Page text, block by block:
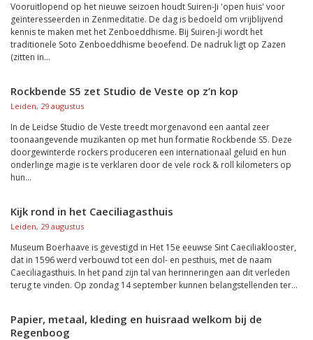
Vooruitlopend op het nieuwe seizoen houdt Suiren-Ji 'open huis' voor
geïnteresseerden in Zenmeditatie. De dag is bedoeld om vrijblijvend
kennis te maken met het Zenboeddhisme. Bij Suiren-Ji wordt het
traditionele Soto Zenboeddhisme beoefend. De nadruk ligt op Zazen
(zitten in...
Rockbende S5 zet Studio de Veste op z’n kop
Leiden, 29 augustus
In de Leidse Studio de Veste treedt morgenavond een aantal zeer
toonaangevende muzikanten op met hun formatie Rockbende S5. Deze
doorgewinterde rockers produceren een internationaal geluid en hun
onderlinge magie is te verklaren door de vele rock & roll kilometers op
hun...
Kijk rond in het Caeciliagasthuis
Leiden, 29 augustus
Museum Boerhaave is gevestigd in Het 15e eeuwse Sint Caeciliaklooster,
dat in 1596 werd verbouwd tot een dol- en pesthuis, met de naam
Caeciliagasthuis. In het pand zijn tal van herinneringen aan dit verleden
terug te vinden. Op zondag 14 september kunnen belangstellenden ter...
Papier, metaal, kleding en huisraad welkom bij de
Regenboog